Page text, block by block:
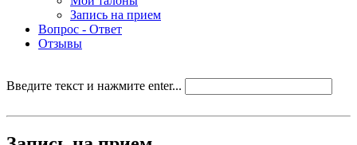
Запись на прием
Вопрос - Ответ
Отзывы
Введите текст и нажмите enter...